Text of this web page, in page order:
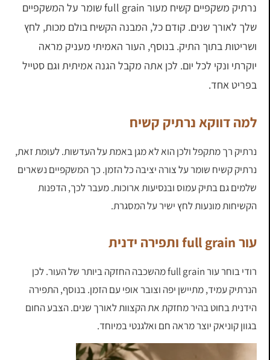
נרתיק משקפיים קשיח מעור full grain שומר על המשקפיים
שלך לאורך שנים. קודם כל, המבנה הקשיח בולם מכות, לחץ
ושריטות בתוך התיק. בנוסף, העור האמיתי מעניק מראה
יוקרתי ונקי לכל יום. לכן אתה מקבל הגנה אמיתית וגם סטייל
בפריט אחד.
למה דווקא נרתיק קשיח
נרתיק רך מתקפל ולכן הוא לא מגן באמת על העדשות. לעומת זאת,
נרתיק קשיח שומר על צורה יציבה כל הזמן. כך המשקפיים נשארים
שלמים גם בתיק עמוס ובנסיעות ארוכות. מעבר לכך, הדפנות
הקשיחות מונעות לחץ ישיר על המסגרת.
עור full grain ותפירה ידנית
רודי בוחר עור full grain מהשכבה החזקה ביותר של העור. לכן
הנרתיק עמיד, מתיישן יפה וצובר אופי עם הזמן. בנוסף, התפירה
הידנית בחוט בהיר מחזקת את הקצוות לאורך שנים. הצבע החום
בגוון קוניאק יוצר מראה חם ואלגנטי במיוחד.